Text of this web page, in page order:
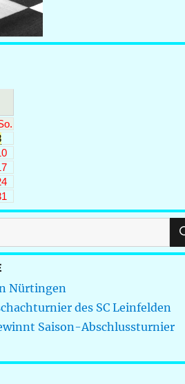
Nürtingen
des SC Leinfelden
Saison-Abschlussturnier